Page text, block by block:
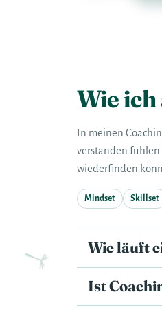
Wie
In meinen
verstanden fühlen
wiederfinden
Mindset Skillset
Wie läuft
Ist